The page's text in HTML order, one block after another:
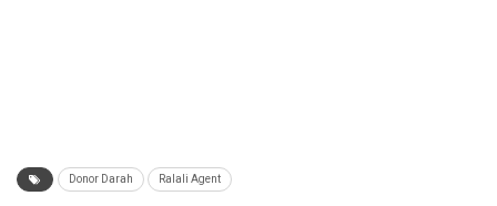
Donor Darah Ralali Agent